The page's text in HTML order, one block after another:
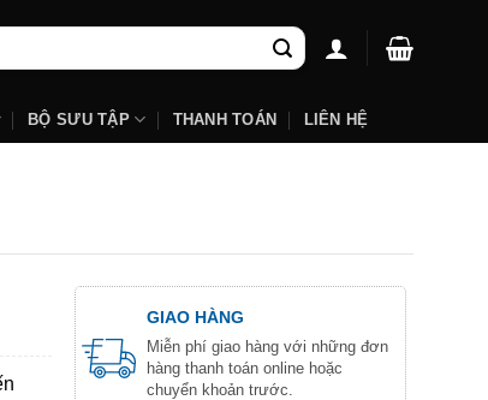
BỘ SƯU TẬP THANH TOÁN LIÊN HỆ
GIAO HÀNG
Miễn phí giao hàng với những đơn
hàng thanh toán online hoặc
chuyển khoản trước.